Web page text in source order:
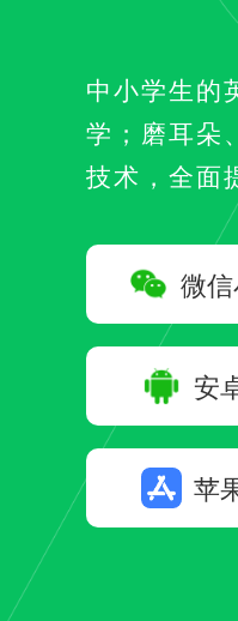
中小学生的
学；磨耳朵
技术，全面
微
安
苹